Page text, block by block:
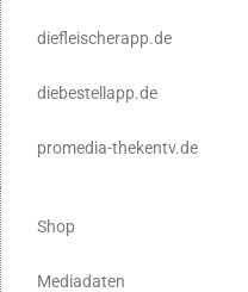
diefleischerapp.de
diebestellapp.de
promedia-thekentv.de
Shop
Mediadaten